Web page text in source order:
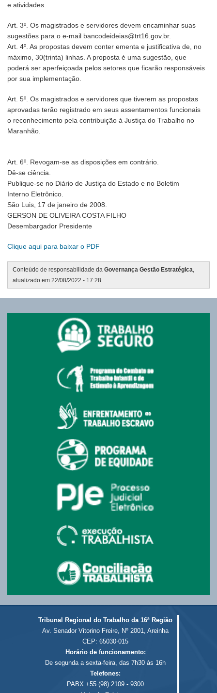
e atividades.
Art. 3º. Os magistrados e servidores devem encaminhar suas
sugestões para o e-mail bancodeideias@trt16.gov.br.
Art. 4º. As propostas devem conter ementa e justificativa de, no
máximo, 30(trinta) linhas. A proposta é uma sugestão, que
poderá ser aperfeiçoada pelos setores que ficarão responsáveis
por sua implementação.
Art. 5º. Os magistrados e servidores que tiverem as propostas
aprovadas terão registrado em seus assentamentos funcionais
o reconhecimento pela contribuição à Justiça do Trabalho no
Maranhão.
Art. 6º. Revogam-se as disposições em contrário.
Dê-se ciência.
Publique-se no Diário de Justiça do Estado e no Boletim
Interno Eletrônico.
São Luis, 17 de janeiro de 2008.
GERSON DE OLIVEIRA COSTA FILHO
Desembargador Presidente
Clique aqui para baixar o PDF
Conteúdo de responsabilidade da Governança Gestão Estratégica,
atualizado em 22/08/2022 - 17:28.
Tribunal Regional do Trabalho da 16ª Região
Av. Senador Vitorino Freire, Nº 2001, Areinha
CEP: 65030-015
Horário de funcionamento:
De segunda a sexta-feira, das 7h30 às 16h
Telefones:
PABX +55 (98) 2109 - 9300